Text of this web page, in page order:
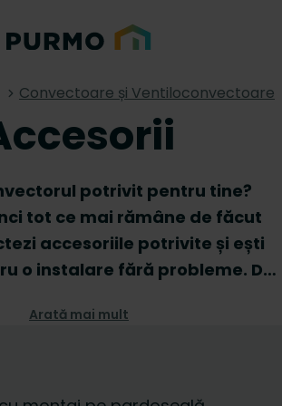
Convectoare și Ventiloconvectoare
potrivit pentru tine?
tot ce mai rămâne de făcut
accesoriile potrivite și ești
o instalare fără probleme. De
seturi de valve, vei găsi toate
convector de care ai nevoie
tău de convector și
Arată mai mult